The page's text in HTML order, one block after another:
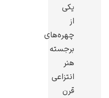
یکی
از
چهره‌های
برجسته
هنر
انتزاعی
قرن